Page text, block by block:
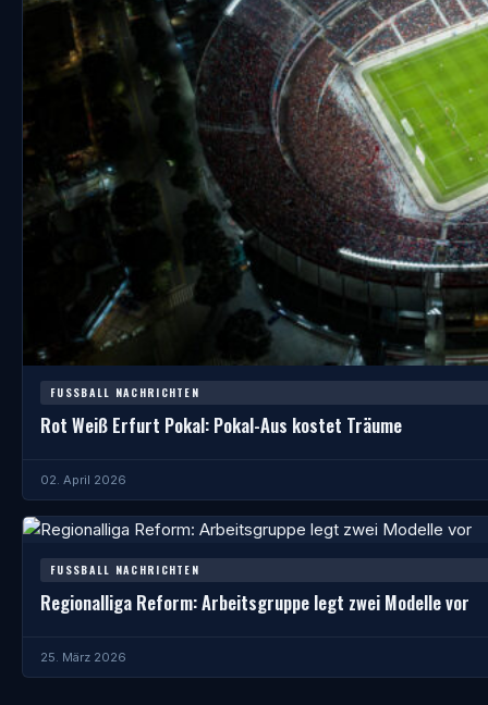
FUSSBALL NACHRICHTEN
Rot Weiß Erfurt Pokal: Pokal-Aus kostet Träume
02. April 2026
FUSSBALL NACHRICHTEN
Regionalliga Reform: Arbeitsgruppe legt zwei Modelle vor
25. März 2026